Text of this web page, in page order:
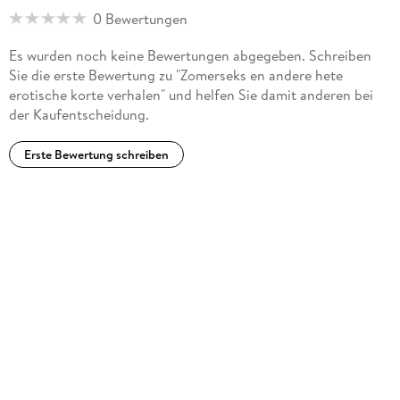
0 Bewertungen
Es wurden noch keine Bewertungen abgegeben. Schreiben
Sie die erste Bewertung zu "Zomerseks en andere hete
erotische korte verhalen" und helfen Sie damit anderen bei
der Kaufentscheidung.
Erste Bewertung schreiben